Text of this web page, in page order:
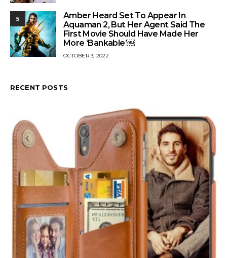
5
Amber Heard Set To Appear In
Aquaman 2, But Her Agent Said The
First Movie Should Have Made Her
More ‘Bankable’￼
OCTOBER 3, 2022
RECENT POSTS